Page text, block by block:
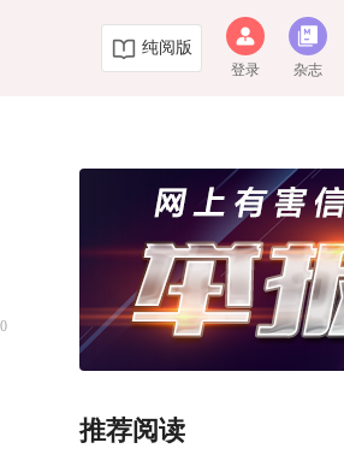
纯阅版
登录 杂志
0
推荐阅读